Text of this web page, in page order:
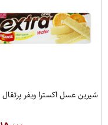
شیرین عسل اکسترا ویفر پرتقال